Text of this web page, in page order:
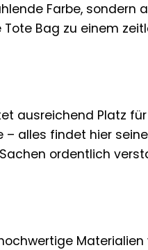
Farbe, sondern
Bag zu einem
ausreichend Platz
alles findet hier
ordentlich